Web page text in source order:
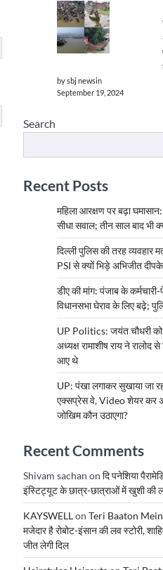
by sbj newsin
September 19, 2024
Search
Recent Posts
महिला आरक्षण पर बढ़ा
सीधा सवाल; तीन साल बाद भी
दिल्ली पुलिस की तरह व्यवहार
PSI से क्यों भिड़े अभिजीत
डीए की मांग: पंजाब के
विधानसभा घेराव के लिए बढ़े;
UP Politics: जयंत चौधरी
अध्यक्ष रामाशीष राय ने रालोद
आए थे
UP: पंखा लगाकर सुखाया जा
एक्सप्रेस वे, Video शेयर कर
जोखिम कौन उठाएगा?
Recent Comments
Shivam sachan on दि पनेशिया
इंस्टिट्यूट के छात्र-छात्राओं में खुशी की
KAYSWELLon Teri Baaton
मजेदार है रोबोट-इंसान की लव स्टोरी,
जीत लेगी दिल